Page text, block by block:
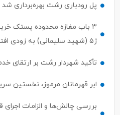
پل رودباری رشت بهره‌برداری شد
۳ باب مغازه محدوده پستک
ژ۵ (شهید سلیمانی) به زودی افتتاح می‌شود
تأکید شهردار رشت بر ارتقای
ابر قهرمانان مرموز، نخستین
بررسی چالش‌ها و الزامات